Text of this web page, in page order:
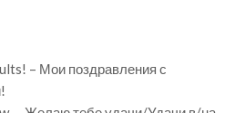
– Мои поздравления с